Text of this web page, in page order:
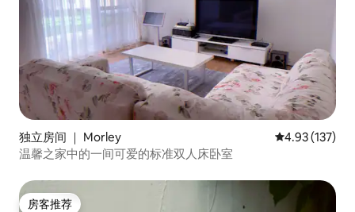
独立房间 ｜ Morley 平均评分 4.93
4.93 (137)
温馨之家中的一间可爱的标准双人床卧室
房客推荐